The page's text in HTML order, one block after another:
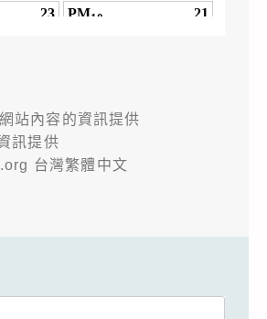
站內容的資訊提供
訊提供
台灣繁體中文